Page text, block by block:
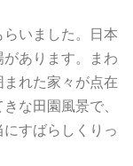
いました。日本
あります。まわ
れた家々が点在
な田園風景で、
すばらしくりっ